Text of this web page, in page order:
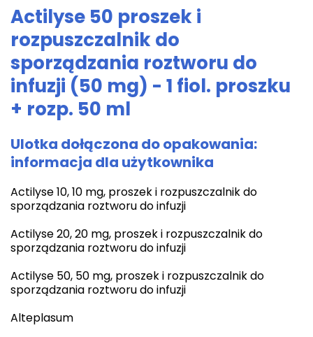
Actilyse 50 proszek i
rozpuszczalnik do
sporządzania roztworu do
infuzji (50 mg) - 1 fiol. proszku
+ rozp. 50 ml
Ulotka dołączona do opakowania:
informacja dla użytkownika
Actilyse 10, 10 mg, proszek i rozpuszczalnik do
sporządzania roztworu do infuzji
Actilyse 20, 20 mg, proszek i rozpuszczalnik do
sporządzania roztworu do infuzji
Actilyse 50, 50 mg, proszek i rozpuszczalnik do
sporządzania roztworu do infuzji
Alteplasum